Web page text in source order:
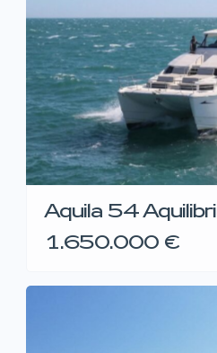
Aquila 54
1.650.000 €